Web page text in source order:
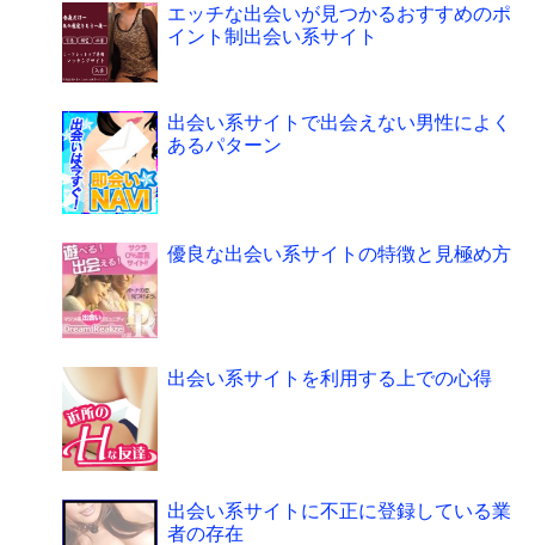
エッチな出会いが見つかるおすすめのポ
イント制出会い系サイト
出会い系サイトで出会えない男性によく
あるパターン
優良な出会い系サイトの特徴と見極め方
出会い系サイトを利用する上での心得
出会い系サイトに不正に登録している業
者の存在